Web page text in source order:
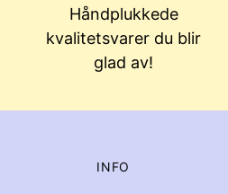
Håndplukkede
kvalitetsvarer du blir
glad av!
INFO